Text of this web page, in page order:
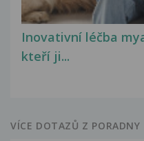
Inovativní léčba
kteří ji...
VÍCE DOTAZŮ Z PORADNY